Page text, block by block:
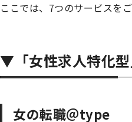
ここでは、7つのサービスをご
▼「女性求人特化
女の転職＠type